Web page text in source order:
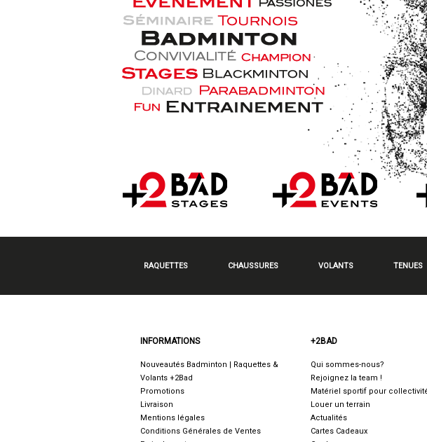
RAQUETTES CHAUSSURES VOLANTS TENUES
INFORMATIONS
Nouveautés Badminton | Raquettes &
Volants +2Bad
Promotions
Livraison
Mentions légales
Conditions Générales de Ventes
+2BAD
Qui sommes-nous?
Rejoignez la team !
Matériel sportif pour
Louer un terrain
Actualités
Cartes Cadeaux